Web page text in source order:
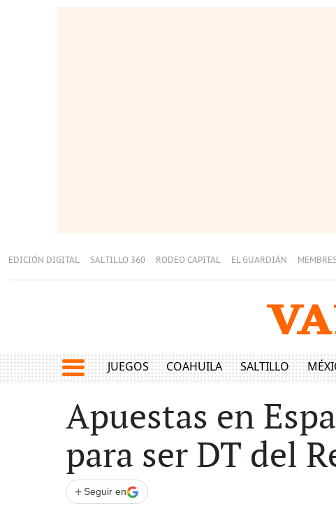
EDICIÓN DIGITAL SALTILLO 360 RODEO CAPITAL EL GUARDIÁN
JUEGOS COAHUILA SALTILLO
Apuestas en
para ser DT del
+ Seguir en